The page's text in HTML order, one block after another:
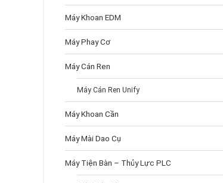
Máy Khoan EDM
Máy Phay Cơ
Máy Cán Ren
Máy Cán Ren Unify
Máy Khoan Cần
Máy Mài Dao Cụ
Máy Tiện Bàn – Thủy Lực PLC